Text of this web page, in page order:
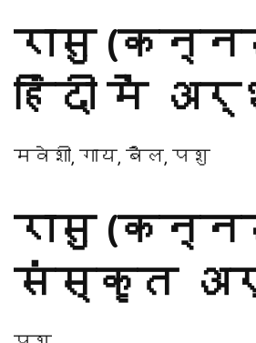
रासु
हिंदी में
मवेशी, गाय, बैल, पशु
रासु
संस्कृत